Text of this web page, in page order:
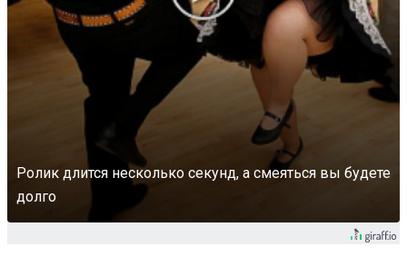
Ролик длится несколько секунд, а смеяться вы будете
долго